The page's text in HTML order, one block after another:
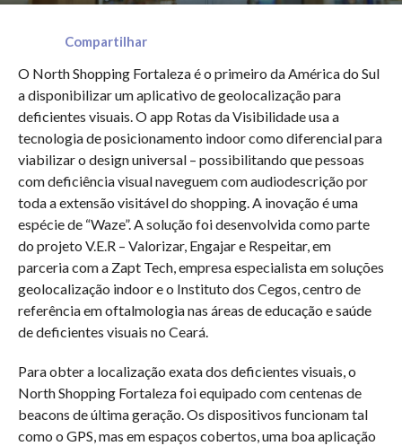
Compartilhar
O North Shopping Fortaleza é o primeiro da América do Sul
a disponibilizar um aplicativo de geolocalização para
deficientes visuais. O app Rotas da Visibilidade usa a
tecnologia de posicionamento indoor como diferencial para
viabilizar o design universal – possibilitando que pessoas
com deficiência visual naveguem com audiodescrição por
toda a extensão visitável do shopping. A inovação é uma
espécie de “Waze”. A solução foi desenvolvida como parte
do projeto V.E.R – Valorizar, Engajar e Respeitar, em
parceria com a Zapt Tech, empresa especialista em soluções
geolocalização indoor e o Instituto dos Cegos, centro de
referência em oftalmologia nas áreas de educação e saúde
de deficientes visuais no Ceará.
Para obter a localização exata dos deficientes visuais, o
North Shopping Fortaleza foi equipado com centenas de
beacons de última geração. Os dispositivos funcionam tal
como o GPS, mas em espaços cobertos, uma boa aplicação